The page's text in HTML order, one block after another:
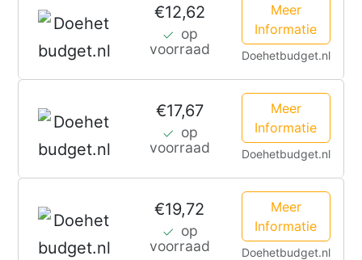
€12,62
op
voorraad
Meer
Informatie
Doehetbudget.nl
€17,67
op
voorraad
Meer
Informatie
Doehetbudget.nl
€19,72
op
voorraad
Meer
Informatie
Doehetbudget.nl